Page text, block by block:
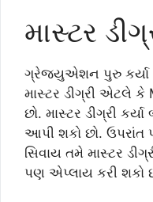
માસ્ટર
ગ્રેજયુએશન પુરુ કર્યા
માસ્ટર ડીગ્રી એટલે કે
છો. માસ્ટર ડીગ્રી
આપી શકો છો. ઉપરાંત
સિવાય તમે માસ્ટર
પણ એપ્લાય કરી શકો